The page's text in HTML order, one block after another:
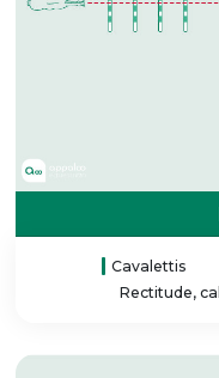
Cavalettis
Rectitude,